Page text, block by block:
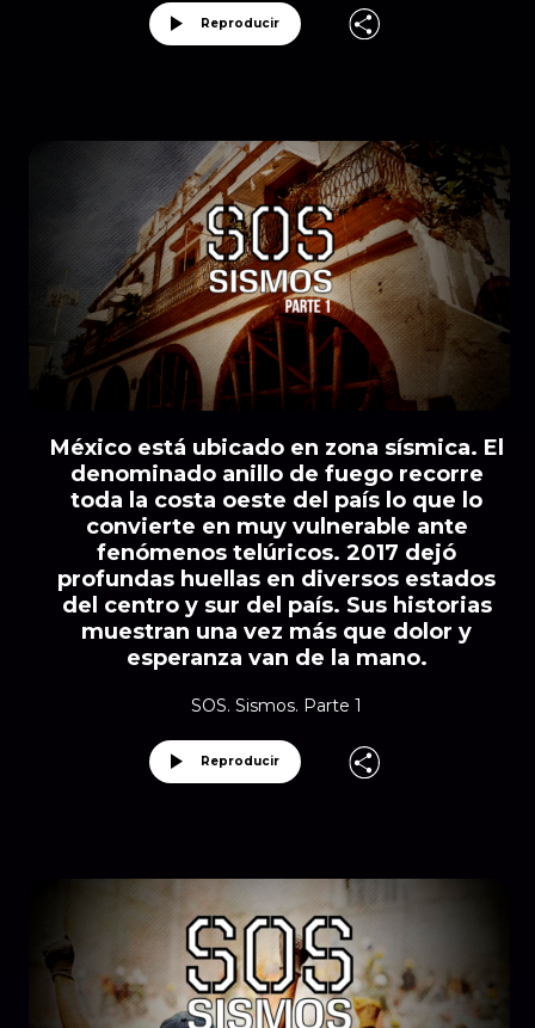
Reproducir
México está ubicado en zona sísmica. El
denominado anillo de fuego recorre
toda la costa oeste del país lo que lo
convierte en muy vulnerable ante
fenómenos telúricos. 2017 dejó
profundas huellas en diversos estados
del centro y sur del país. Sus historias
muestran una vez más que dolor y
esperanza van de la mano.
SOS. Sismos. Parte 1
Reproducir